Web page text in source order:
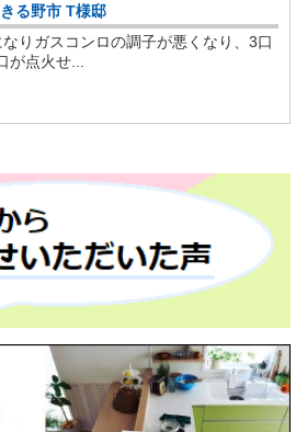
る野市 T様邸
りガスコンロの調子が悪くなり、3口
が点火せ...